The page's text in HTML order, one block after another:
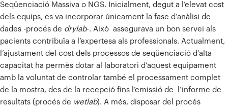
Seqüenciació Massiva o NGS. Inicialment, degut a l’elevat cost
dels equips, es va incorporar únicament la fase d’anàlisi de
dades -procés de drylab-. Això assegurava un bon servei als
pacients contribuïa a l’expertesa als professionals. Actualment,
l’ajustament del cost dels processos de seqüenciació d’alta
capacitat ha permès dotar al laboratori d’aquest equipament
amb la voluntat de controlar també el processament complet
de la mostra, des de la recepció fins l’emissió de l’informe de
resultats (procés de wetlab). A més, disposar del procés